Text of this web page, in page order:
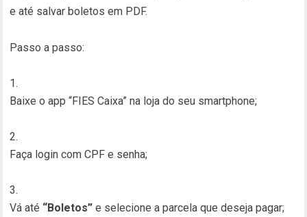
e até salvar boletos em PDF.
Passo a passo:
Baixe o app “FIES Caixa” na loja do seu smartphone;
Faça login com CPF e senha;
Vá até “Boletos” e selecione a parcela que deseja pagar;